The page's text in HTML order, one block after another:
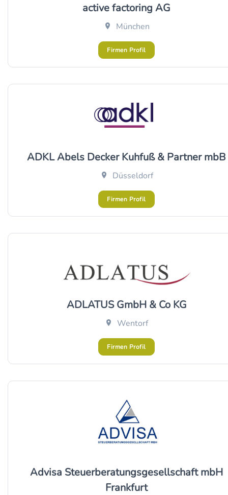
active factoring AG
München
Firmen Profil
ADKL Abels Decker Kuhfuß & Partner mbB
Düsseldorf
Firmen Profil
ADLATUS GmbH & Co KG
Wentorf
Firmen Profil
Advisa Steuerberatungsgesellschaft mbH
Frankfurt